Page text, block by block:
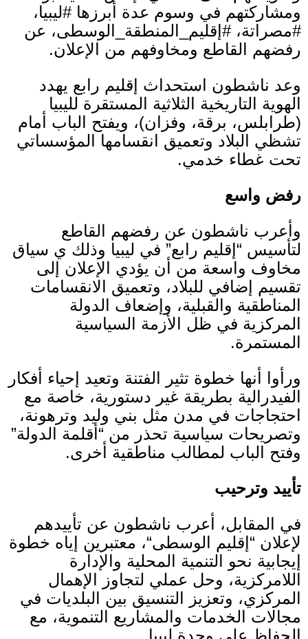
ومشاركتهم في وسوم عدة أبرزها#ليبيا،
#مصراتة،# إقليم المنطقة
الوسطى، عن
رفضهم القاطع ومخاوفهم من الإعلان.
وعد ناشطون استحداث إقليم رابع يهدد
الهوية التاريخية الثلاثية المستقرة لليبيا
(طرابلس، برقة، وفزان)، ويفتح الباب أمام
تشظي البلاد وتعميق انقسامها المؤسساتي
تحت غطاء خدمي.
رفض واسع
وأعرب ناشطون عن رفضهم القاطع
لتأسيس “ إقليم رابع” في ليبيا وذلك ي سياق
مخاوف واسعة من أن يؤدي الإعلان إلى
تقسيم إضافي للبلاد، وتعميق الانقسامات
المناطقية والقبلية، وإضعاف الدولة
المركزية في ظل الأزمة السياسية
المستمرة.
ورأوا أنها خطوة تثير الفتنة وتعيد إحياء أفكار
الفيدرالية بطريقة غير دستورية، خاصة مع
احتجاجات في مدن مثل بني وليد وترهونة،
وتصريحات سياسية تحذر من “ أقلمة الدولة”
وفتح الباب لمطالب مناطقية أخرى.
تأييد وترحيب
في المقابل، أعرب ناشطون عن تأييدهم
لإعلان “ إقليم الوسطى“، معتبرين إياه خطوة
إيجابية نحو التنمية المحلية والإدارة
اللامركزية، وحل عملي لتجاوز الإهمال
المركزي، وتعزيز التنسيق بين البلديات في
مجالات الخدمات والمشاريع التنموية، مع